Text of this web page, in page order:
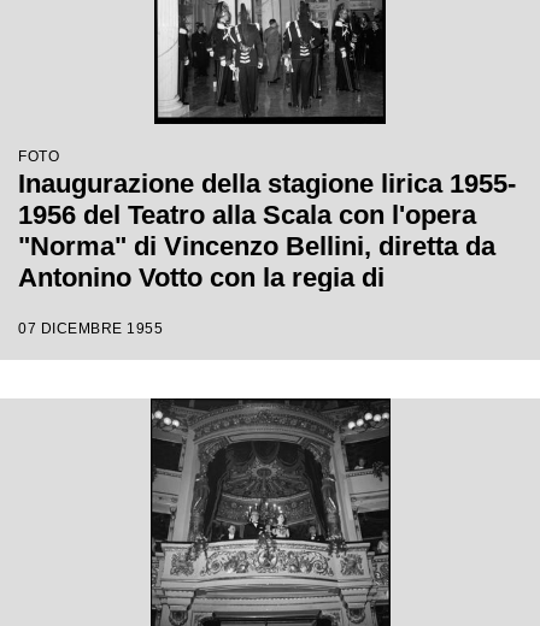
FOTO
Inaugurazione della stagione lirica 1955-
1956 del Teatro alla Scala con l'opera
"Norma" di Vincenzo Bellini, diretta da
Antonino Votto con la regia di
07 DICEMBRE 1955